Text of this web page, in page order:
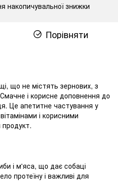
накопичувальної знижки
Порівняти
що не містять зернових, з
і корисне доповнення до
Це апетитне частування у
і корисними
продукт.
і м'яса, що дає собаці
протеїну і важливі для